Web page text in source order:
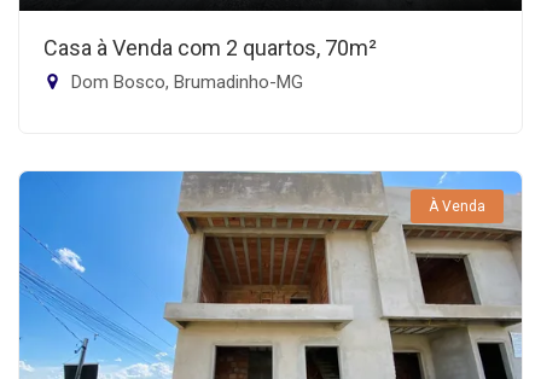
Casa à Venda com 2 quartos, 70m²
Dom Bosco, Brumadinho-MG
À Venda